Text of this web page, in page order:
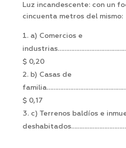
Luz incandescente: con un
cincuenta metros del mismo:
a) Comercios e
$ 0,20
b) Casas de
$ 0,17
c) Terrenos baldíos e